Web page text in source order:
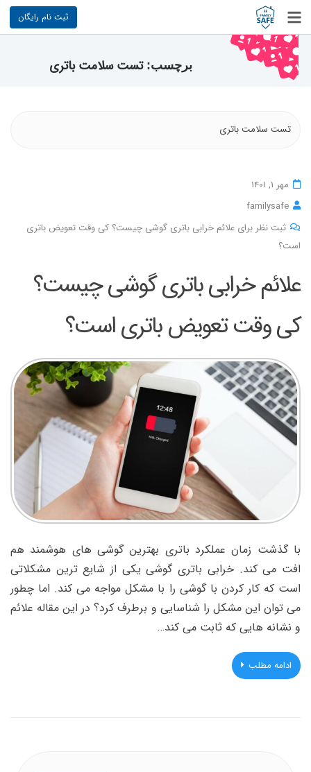
ثبت نام رایگان
برچسب:تست سلامت باتری
تست سلامت باتری
مهر 1, 1401
familysafe
ثبت نظر برای علائم خرابی باتری گوشی چیست؟ کی وقت تعویض باتری
است؟
علائم خرابی باتری گوشی چیست؟
کی وقت تعویض باتری است؟
با گذشت زمان عملکرد باتری بهترین گوشی های هوشمند هم
افت می کند. خرابی باتری گوشی یکی از شایع ترین مشکلاتی
است که کار کردن با گوشی را با مشکل مواجه می کند. اما چطور
می توان این مشکل را شناسایی و برطرف کرد؟ در این مقاله علائم
و نشانه هایی که ثابت می کند…
ادامه مطلب